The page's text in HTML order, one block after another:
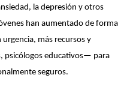
la depresión y otros
han aumentado de forma
urgencia, más recursos y
psicólogos educativos— para
seguros.